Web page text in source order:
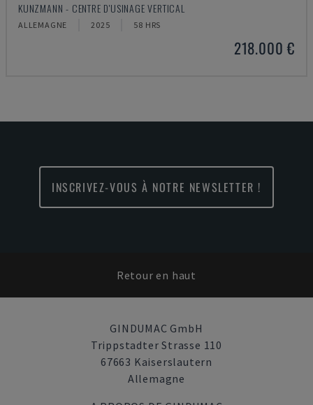
KUNZMANN - CENTRE D'USINAGE VERTICAL
ALLEMAGNE 2025 58 HRS
218.000 €
INSCRIVEZ-VOUS À NOTRE NEWSLETTER !
Retour en haut
GINDUMAC GmbH
Trippstadter Strasse 110
67663 Kaiserslautern
Allemagne